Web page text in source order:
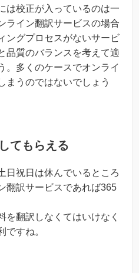
は校正が入っているのは一
ライン翻訳サービスの場合
ングプロセスがないサービ
品質のバランスを考えて適
。多くのケースでオンライ
まうのではないでしょう
てもらえる
日祝日は休んでいるところ
翻訳サービスであれば365
を翻訳しなくてはいけなく
ですね。